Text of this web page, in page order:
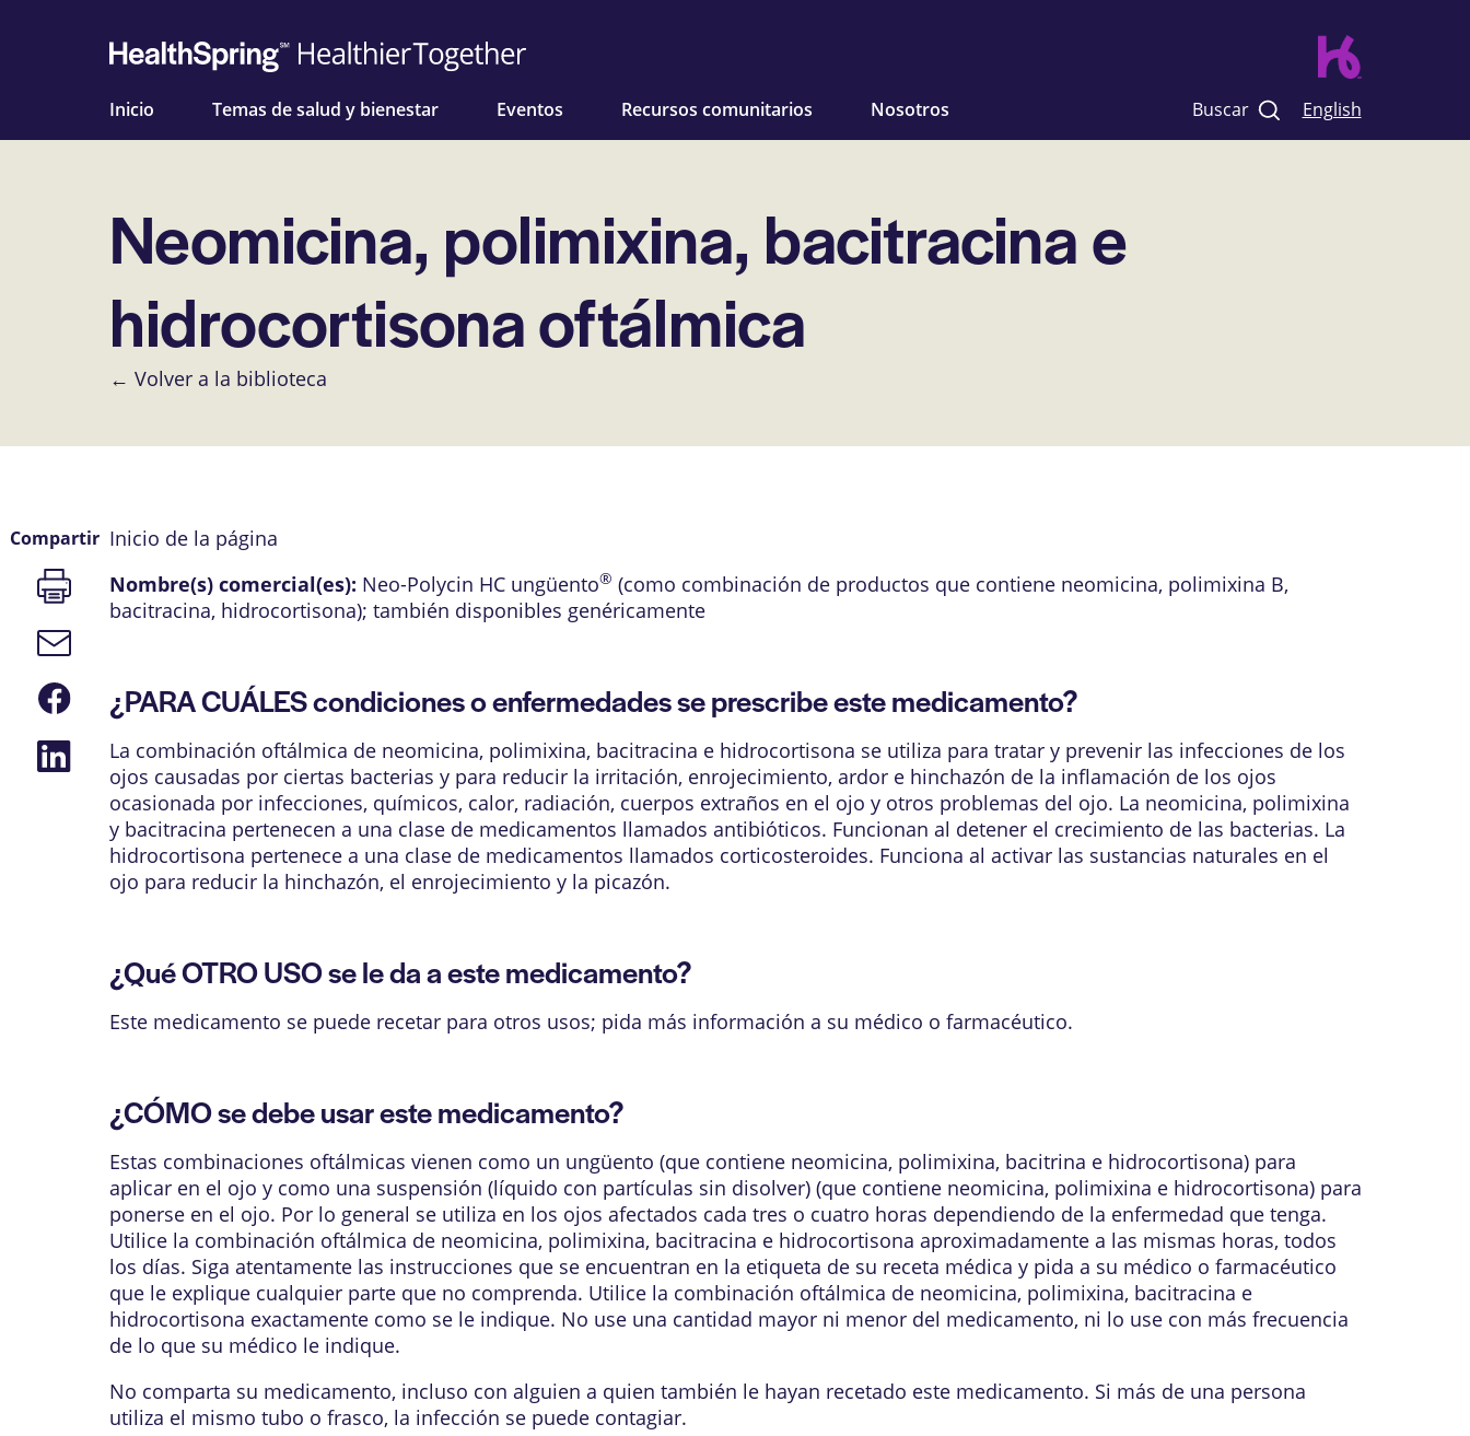
Inicio Temas de salud y bienestar Eventos Recursos comunitarios Nosotros Buscar English
Neomicina, polimixina, bacitracina e
hidrocortisona oftálmica
← Volver a la biblioteca
Inicio de la página
Nombre(s) comercial(es): Neo-Polycin HC ungüento® (como combinación de productos que contiene neomicina, polimixina B,
bacitracina, hidrocortisona); también disponibles genéricamente
¿PARA CUÁLES condiciones o enfermedades se prescribe este medicamento?
La combinación oftálmica de neomicina, polimixina, bacitracina e hidrocortisona se utiliza para tratar y prevenir las infecciones de los
ojos causadas por ciertas bacterias y para reducir la irritación, enrojecimiento, ardor e hinchazón de la inflamación de los ojos
ocasionada por infecciones, químicos, calor, radiación, cuerpos extraños en el ojo y otros problemas del ojo. La neomicina, polimixina
y bacitracina pertenecen a una clase de medicamentos llamados antibióticos. Funcionan al detener el crecimiento de las bacterias. La
hidrocortisona pertenece a una clase de medicamentos llamados corticosteroides. Funciona al activar las sustancias naturales en el
ojo para reducir la hinchazón, el enrojecimiento y la picazón.
¿Qué OTRO USO se le da a este medicamento?
Este medicamento se puede recetar para otros usos; pida más información a su médico o farmacéutico.
¿CÓMO se debe usar este medicamento?
Estas combinaciones oftálmicas vienen como un ungüento (que contiene neomicina, polimixina, bacitrina e hidrocortisona) para
aplicar en el ojo y como una suspensión (líquido con partículas sin disolver) (que contiene neomicina, polimixina e hidrocortisona) para
ponerse en el ojo. Por lo general se utiliza en los ojos afectados cada tres o cuatro horas dependiendo de la enfermedad que tenga.
Utilice la combinación oftálmica de neomicina, polimixina, bacitracina e hidrocortisona aproximadamente a las mismas horas, todos
los días. Siga atentamente las instrucciones que se encuentran en la etiqueta de su receta médica y pida a su médico o farmacéutico
que le explique cualquier parte que no comprenda. Utilice la combinación oftálmica de neomicina, polimixina, bacitracina e
hidrocortisona exactamente como se le indique. No use una cantidad mayor ni menor del medicamento, ni lo use con más frecuencia
de lo que su médico le indique.
No comparta su medicamento, incluso con alguien a quien también le hayan recetado este medicamento. Si más de una persona
utiliza el mismo tubo o frasco, la infección se puede contagiar.
Compartir
Imprimir
página
Enlace
de
correo
electrónico
Compartir
en
Compartir
en
LinkedIn